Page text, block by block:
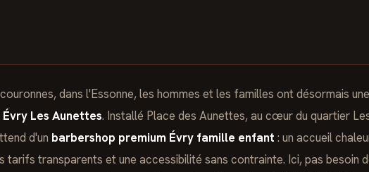
dans l'Essonne, les hommes et les familles ont désormais
Les Aunettes. Installé Place des Aunettes, au cœur du quartier
d'un barbershop premium Évry famille enfant : un accueil
tarifs transparents et une accessibilité sans contrainte. Ici, pas besoin